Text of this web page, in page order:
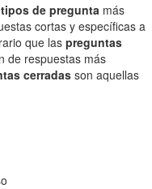
tipos de pregunta más
cortas y específicas a
que las preguntas
de respuestas más
cerradas son aquellas